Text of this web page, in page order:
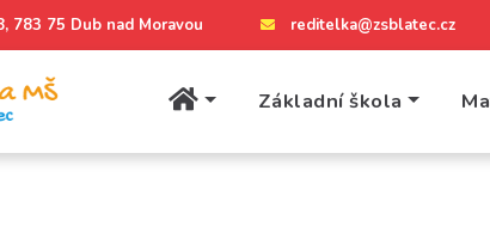
783 75 Dub nad Moravou reditelka@zsblatec.cz
Základní škola